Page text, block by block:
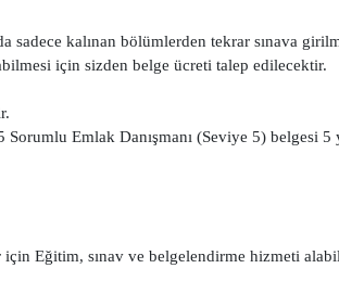
sadece kalınan bölümlerden tekrar sınava
için sizden belge ücreti talep edilecektir.
Emlak Danışmanı (Seviye 5) belgesi 5
Eğitim, sınav ve belgelendirme hizmeti